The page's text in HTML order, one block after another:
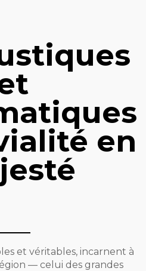
en
et véritables, incarnent à
— celui des grandes